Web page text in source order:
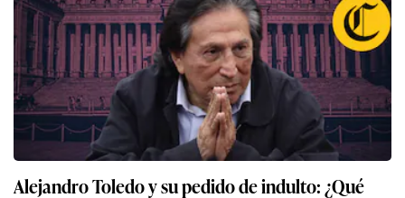
Alejandro Toledo y su pedido de indulto: ¿Qué